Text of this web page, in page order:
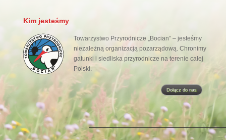
Kim jesteśmy
Towarzystwo Przyrodnicze „Bocian” – jesteśmy
niezależną organizacją pozarządową. Chronimy
gatunki i siedliska przyrodnicze na terenie całej
Polski.
Dołącz do nas